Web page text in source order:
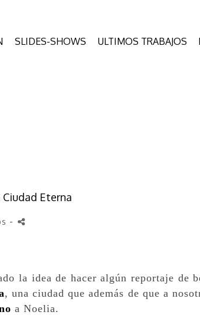
SLIDES-SHOWS ULTIMOS TRABAJOS
Ciudad Eterna
-
la idea de hacer algún reportaje de
, una ciudad que además de que a
a Noelia.